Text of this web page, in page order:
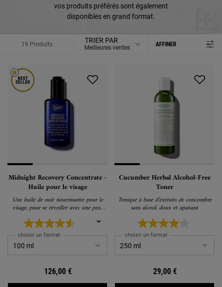
vos produits préférés sont également
disponibles en grand format.
19 Produits TRIER PAR AFFINER
MENU DE FILTRAGE
Midnight Recovery Concentrate -
Huile pour le visage
Une huile de nuit nourrissante pour le
visage, pour se réveiller avec une peau
plus jeune.
choisir un format
126,00 €
Cucumber Herbal Alcohol-Free
Toner
Tonique à base d’extraits de concombre
sans alcool, doux et apaisant
choisir un format
29,00 €